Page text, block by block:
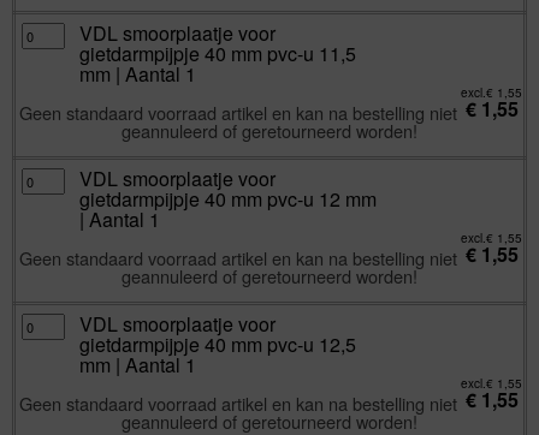
Aantal
1
aantal
VDL
smoorplaatje
voor
gietdarmpijpje
pvc-
u
Aantal
1
aantal
VDL smoorplaatje voor
gietdarmpijpje 40 mm pvc-u 11,5
mm | Aantal 1
excl.€ 1,55
€ 1,55
Geen standaard voorraad artikel en kan na bestelling niet
geannuleerd of geretourneerd worden!
VDL
smoorplaatje
voor
gietdarmpijpje
pvc-
u
Aantal
1
aantal
VDL smoorplaatje voor
gietdarmpijpje 40 mm pvc-u 12 mm
| Aantal 1
excl.€ 1,55
€ 1,55
Geen standaard voorraad artikel en kan na bestelling niet
geannuleerd of geretourneerd worden!
VDL
smoorplaatje
voor
gietdarmpijpje
pvc-
u
VDL smoorplaatje voor
gietdarmpijpje 40 mm pvc-u 12,5
mm | Aantal 1
excl.€ 1,55
€ 1,55
Geen standaard voorraad artikel en kan na bestelling niet
geannuleerd of geretourneerd worden!